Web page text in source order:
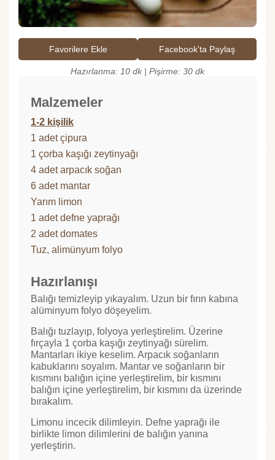
Favorilere Ekle Facebook'ta Paylaş
Hazırlanma: 10 dk | Pişirme: 30 dk
Malzemeler
1-2 kişilik
1 adet çipura
1 çorba kaşığı zeytinyağı
4 adet arpacık soğan
6 adet mantar
Yarım limon
1 adet defne yaprağı
2 adet domates
Tuz, alimünyum folyo
Hazırlanışı
Balığı temizleyip yıkayalım. Uzun bir fırın kabına
alüminyum folyo döşeyelim.
Balığı tuzlayıp, folyoya yerleştirelim. Üzerine
fırçayla 1 çorba kaşığı zeytinyağı sürelim.
Mantarları ikiye keselim. Arpacık soğanların
kabuklarını soyalım. Mantar ve soğanların bir
kısmını balığın içine yerleştirelim, bir kısmını
balığın içine yerleştirelim, bir kısmını da üzerinde
bırakalım.
Limonu incecik dilimleyin. Defne yaprağı ile
birlikte limon dilimlerini de balığın yanına
yerleştirin.